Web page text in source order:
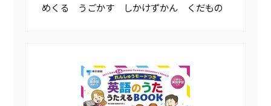
めくる うごかす しかけずかん くだもの